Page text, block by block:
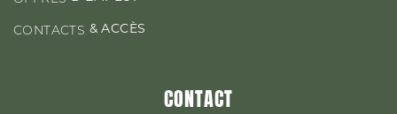
CONTACTS & ACCÈS
CONTACT